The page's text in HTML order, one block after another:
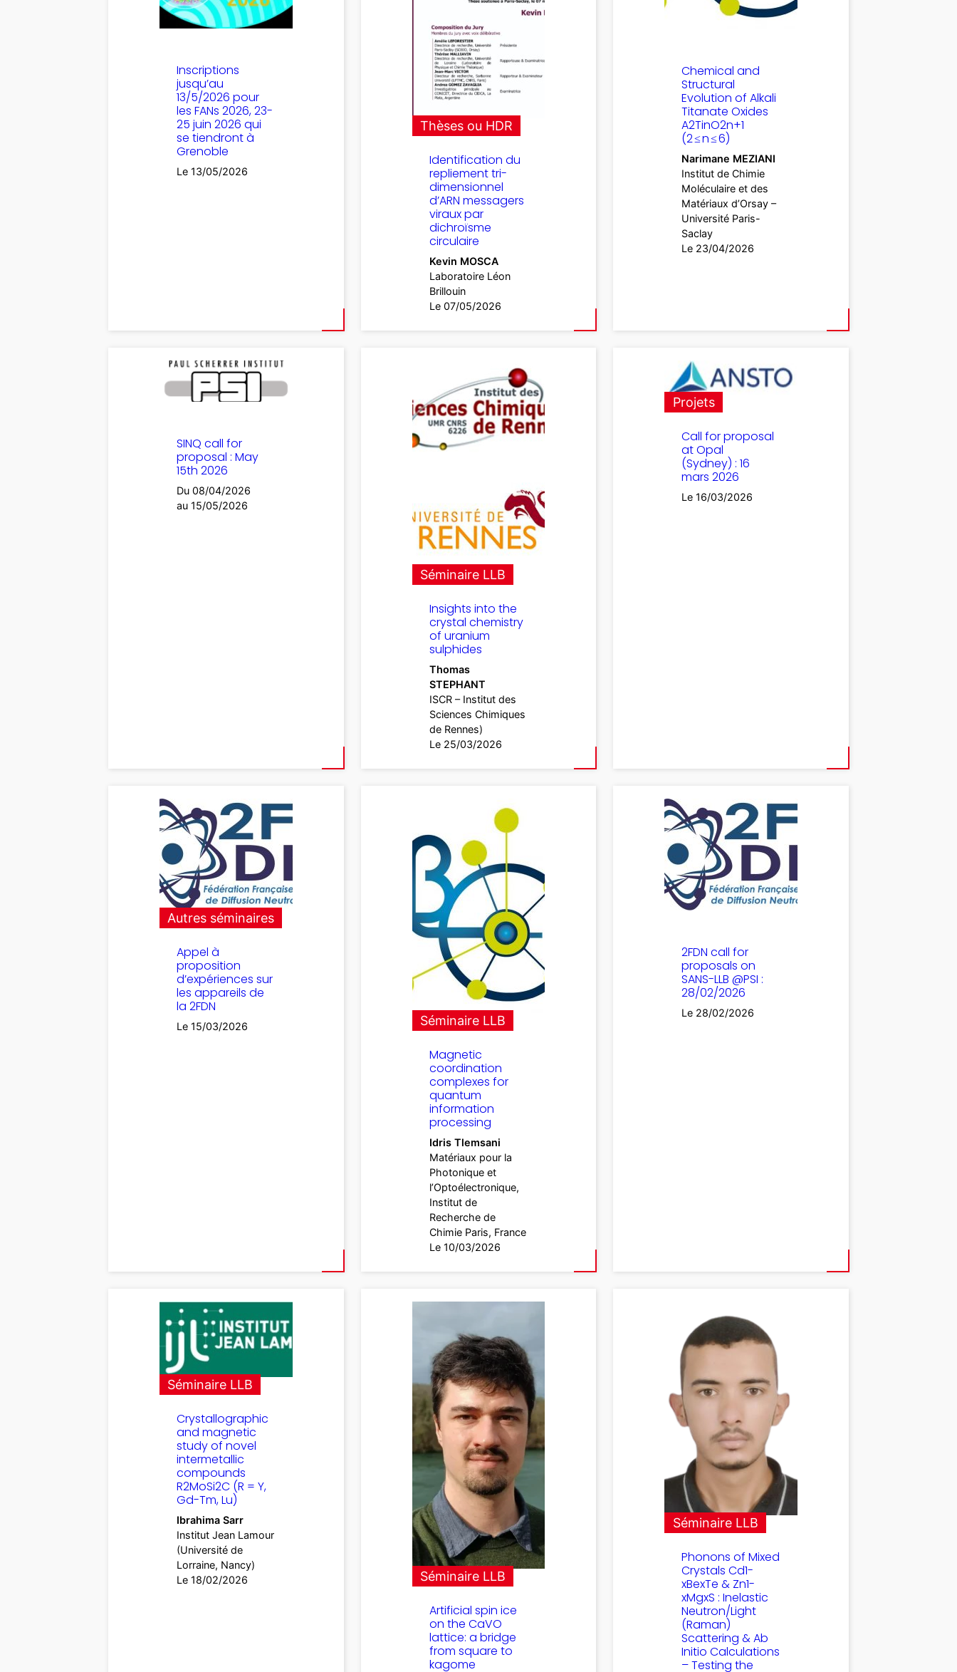
Inscriptions
jusqu’au
13/5/2026 pour
les FANs 2026, 23-
25 juin 2026 qui
se tiendront à
Grenoble
Le 13/05/2026
Thèses ou HDR
Identification du
repliement tri-
dimensionnel
d’ARN messagers
viraux par
dichroïsme
circulaire
Kevin MOSCA
Laboratoire Léon
Brillouin
Le 07/05/2026
Chemical and
Structural
Evolution of Alkali
Titanate Oxides
A2TinO2n+1
(2 ≤ n ≤ 6)
Narimane MEZIANI
Institut de Chimie
Moléculaire et des
Matériaux d’Orsay –
Université Paris-
Saclay
Le 23/04/2026
SINQ call for
proposal : May
15th 2026
Du 08/04/2026
au 15/05/2026
Séminaire LLB
Insights into the
crystal chemistry
of uranium
sulphides
Thomas
STEPHANT
ISCR – Institut des
Sciences Chimiques
de Rennes)
Le 25/03/2026
Projets
Call for proposal
at Opal
(Sydney) : 16
mars 2026
Le 16/03/2026
Autres séminaires
Appel à
proposition
d’expériences sur
les appareils de
la 2FDN
Le 15/03/2026 Séminaire LLB
Magnetic
coordination
complexes for
quantum
information
processing
Idris Tlemsani
Matériaux pour la
Photonique et
l’Optoélectronique,
Institut de
Recherche de
Chimie Paris, France
Le 10/03/2026
2FDN call for
proposals on
SANS-LLB @PSI :
28/02/2026
Le 28/02/2026
Séminaire LLB
Crystallographic
and magnetic
study of novel
intermetallic
compounds
R2MoSi2C (R = Y,
Gd-Tm, Lu)
Ibrahima Sarr
Institut Jean Lamour
(Université de
Lorraine, Nancy)
Le 18/02/2026
Séminaire LLB
Artificial spin ice
on the CaVO
lattice: a bridge
from square to
kagome
Séminaire LLB
Phonons of Mixed
Crystals Cd1-
xBexTe & Zn1-
xMgxS : Inelastic
Neutron/Light
(Raman)
Scattering & Ab
Initio Calculations
– Testing the